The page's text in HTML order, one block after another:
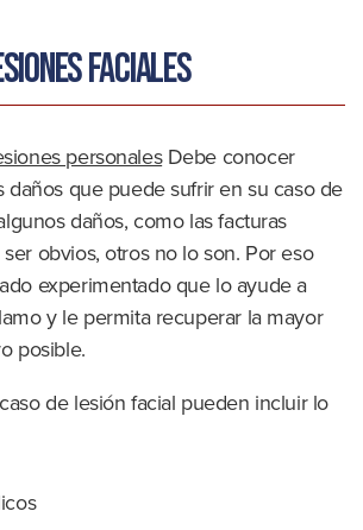
faciales
personalesDebe conocer
daños que puede sufrir en su caso de
daños, como las facturas
obvios, otros no lo son. Por eso
experimentado que lo ayude a
y le permita recuperar la mayor
posible.
de lesión facial pueden incluir lo